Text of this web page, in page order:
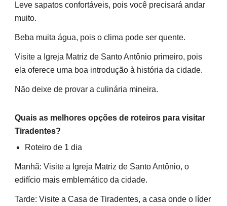
Leve sapatos confortáveis, pois você precisará andar
muito.
Beba muita água, pois o clima pode ser quente.
Visite a Igreja Matriz de Santo Antônio primeiro, pois
ela oferece uma boa introdução à história da cidade.
Não deixe de provar a culinária mineira.
Quais as melhores opções de roteiros para visitar
Tiradentes?
Roteiro de 1 dia
Manhã: Visite a Igreja Matriz de Santo Antônio, o
edifício mais emblemático da cidade.
Tarde: Visite a Casa de Tiradentes, a casa onde o líder